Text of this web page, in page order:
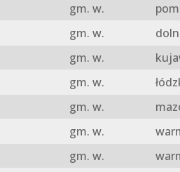
gm. w.
gm. w.
gm. w.
gm. w.
gm. w.
gm. w.
gm. w.